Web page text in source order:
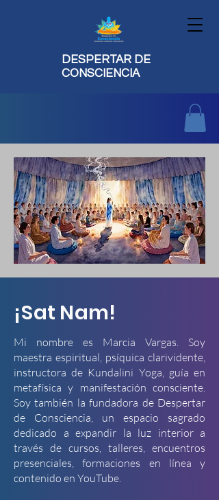
DESPERTAR DE
CONSCIENCIA
¡Sat Nam!
Mi nombre es Marcia Vargas. Soy
maestra espiritual, psíquica clarividente,
instructora de Kundalini Yoga, guía en
metafísica y manifestación consciente.
Soy también la fundadora de Despertar
de Consciencia, un espacio sagrado
dedicado a expandir la luz interior a
través de cursos, talleres, encuentros
presenciales, formaciones en línea y
contenido en YouTube.